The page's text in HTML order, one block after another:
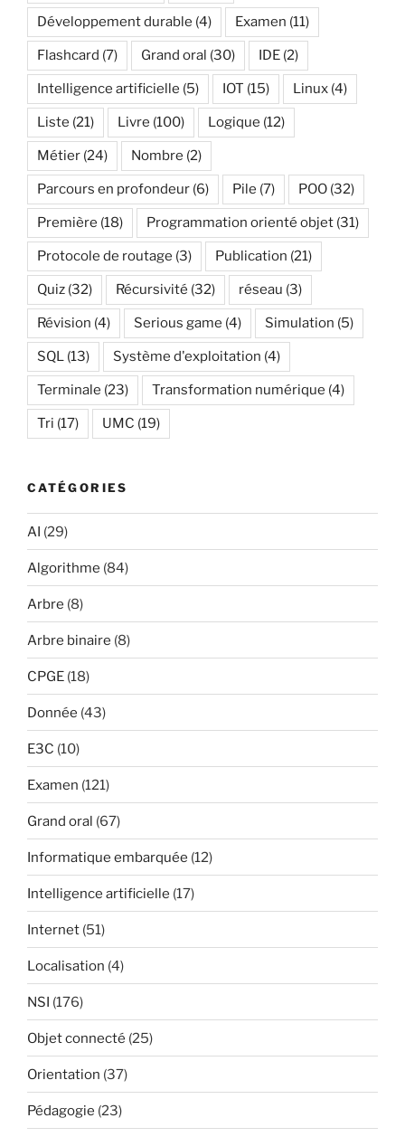
Développement durable (4) Examen (11)
Flashcard (7) Grand oral (30) IDE (2)
Intelligence artificielle (5) IOT (15) Linux (4)
Liste (21) Livre (100) Logique (12)
Métier (24) Nombre (2)
Parcours en profondeur (6) Pile (7) POO (32)
Première (18) Programmation orienté objet (31)
Protocole de routage (3) Publication (21)
Quiz (32) Récursivité (32) réseau (3)
Révision (4) Serious game (4) Simulation (5)
SQL (13) Système d'exploitation (4)
Terminale (23) Transformation numérique (4)
Tri (17) UMC (19)
CATÉGORIES
AI (29)
Algorithme (84)
Arbre (8)
Arbre binaire (8)
CPGE (18)
Donnée (43)
E3C (10)
Examen (121)
Grand oral (67)
Informatique embarquée (12)
Intelligence artificielle (17)
Internet (51)
Localisation (4)
NSI (176)
Objet connecté (25)
Orientation (37)
Pédagogie (23)